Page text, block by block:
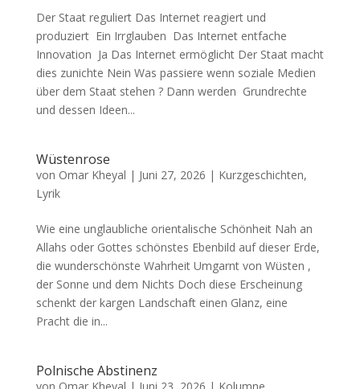
Der Staat reguliert Das Internet reagiert und
produziert Ein Irrglauben Das Internet entfache
Innovation Ja Das Internet ermöglicht Der Staat macht
dies zunichte Nein Was passiere wenn soziale Medien
über dem Staat stehen ? Dann werden Grundrechte
und dessen Ideen...
Wüstenrose
von Omar Kheyal | Juni 27, 2026 | Kurzgeschichten,
Lyrik
Wie eine unglaubliche orientalische Schönheit Nah an
Allahs oder Gottes schönstes Ebenbild auf dieser Erde,
die wunderschönste Wahrheit Umgarnt von Wüsten ,
der Sonne und dem Nichts Doch diese Erscheinung
schenkt der kargen Landschaft einen Glanz, eine
Pracht die in...
Polnische Abstinenz